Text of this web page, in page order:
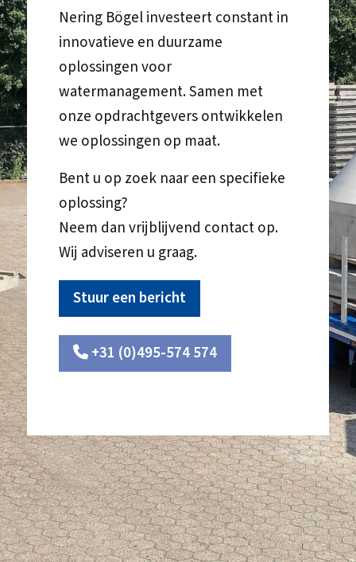
Nering Bögel investeert constant in
innovatieve en duurzame
oplossingen voor
watermanagement. Samen met
onze opdrachtgevers ontwikkelen
we oplossingen op maat.
Bent u op zoek naar een specifieke
oplossing?
Neem dan vrijblijvend contact op.
Wij adviseren u graag.
Stuur een bericht
+31 (0)495-574 574